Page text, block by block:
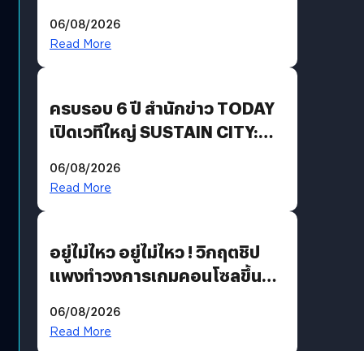
Revenue เร่งเครื่อง New
06/08/2026
Read More
ครบรอบ 6 ปี สำนักข่าว TODAY
เปิดเวทีใหญ่ SUSTAIN CITY:
แนวทางปรับตัวสู่เศรษฐกิจสี
06/08/2026
Read More
อยู่ไม่ไหว อยู่ไม่ไหว ! วิกฤตชิป
แพงทำวงการเกมคอนโซลขึ้น
?
06/08/2026
Read More